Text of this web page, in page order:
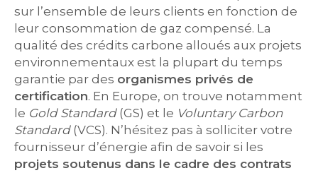
sur l’ensemble de leurs clients en fonction de
leur consommation de gaz compensé. La
qualité des crédits carbone alloués aux projets
environnementaux est la plupart du temps
garantie par des organismes privés de
certification. En Europe, on trouve notamment
le Gold Standard(GS) et le Voluntary Carbon
Standard(VCS). N’hésitez pas à solliciter votre
fournisseur d’énergie afin de savoir si les
projets soutenus dans le cadre des contrats